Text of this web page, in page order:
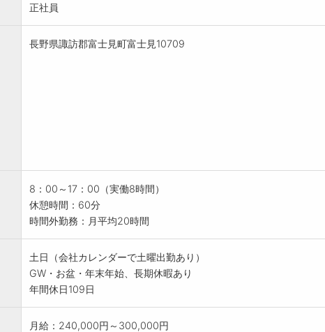
正社員
長野県諏訪郡富士見町富士見10709
8：00～17：00（実働8時間）
休憩時間：60分
時間外勤務：月平均20時間
土日（会社カレンダーで土曜出勤あり）
GW・お盆・年末年始、長期休暇あり
年間休日109日
月給：240,000円～300,000円